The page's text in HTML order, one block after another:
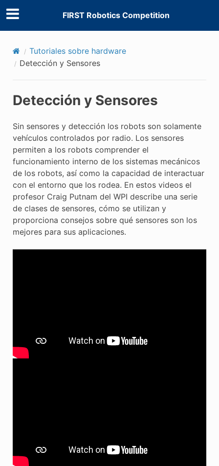
FIRST Robotics Competition
Tutoriales sobre hardware
Detección y Sensores
Detección y Sensores
Sin sensores y detección los robots son solamente
vehículos controlados por radio. Los sensores
permiten a los robots comprender el
funcionamiento interno de los sistemas mecánicos
de los robots, así como la capacidad de interactuar
con el entorno que los rodea. En estos videos el
profesor Craig Putnam del WPI describe una serie
de clases de sensores, cómo se utilizan y
proporciona consejos sobre qué sensores son los
mejores para sus aplicaciones.